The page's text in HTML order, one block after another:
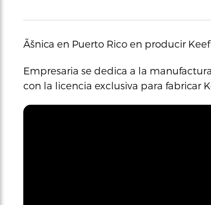
Ãšnica en Puerto Rico en producir
Empresaria se dedica a la
con la licencia exclusiva para fabricar